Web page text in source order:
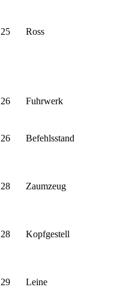
25 Ross
26 Fuhrwerk
26 Befehlsstand
28 Zaumzeug
28 Kopfgestell
29 Leine